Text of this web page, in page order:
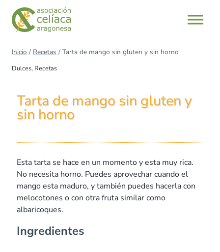
Inicio / Recetas / Tarta de mango sin gluten y sin horno
Dulces, Recetas
Tarta de mango sin gluten y
sin horno
Esta tarta se hace en un momento y esta muy rica.
No necesita horno. Puedes aprovechar cuando el
mango esta maduro, y también puedes hacerla con
melocotones o con otra fruta similar como
albaricoques.
Ingredientes